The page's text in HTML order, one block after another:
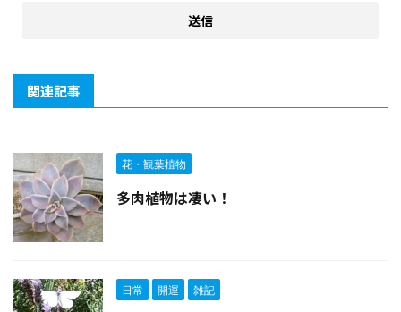
関連記事
花・観葉植物
多肉植物は凄い！
日常 開運 雑記